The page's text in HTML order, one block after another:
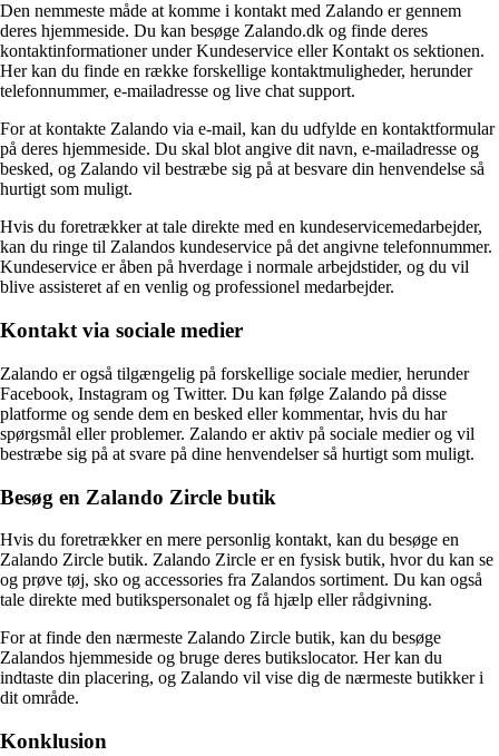
Den nemmeste måde at komme i kontakt med Zalando er gennem
deres hjemmeside. Du kan besøge Zalando.dk og finde deres
kontaktinformationer under Kundeservice eller Kontakt os sektionen.
Her kan du finde en række forskellige kontaktmuligheder, herunder
telefonnummer, e-mailadresse og live chat support.
For at kontakte Zalando via e-mail, kan du udfylde en kontaktformular
på deres hjemmeside. Du skal blot angive dit navn, e-mailadresse og
besked, og Zalando vil bestræbe sig på at besvare din henvendelse så
hurtigt som muligt.
Hvis du foretrækker at tale direkte med en kundeservicemedarbejder,
kan du ringe til Zalandos kundeservice på det angivne telefonnummer.
Kundeservice er åben på hverdage i normale arbejdstider, og du vil
blive assisteret af en venlig og professionel medarbejder.
Kontakt via sociale medier
Zalando er også tilgængelig på forskellige sociale medier, herunder
Facebook, Instagram og Twitter. Du kan følge Zalando på disse
platforme og sende dem en besked eller kommentar, hvis du har
spørgsmål eller problemer. Zalando er aktiv på sociale medier og vil
bestræbe sig på at svare på dine henvendelser så hurtigt som muligt.
Besøg en Zalando Zircle butik
Hvis du foretrækker en mere personlig kontakt, kan du besøge en
Zalando Zircle butik. Zalando Zircle er en fysisk butik, hvor du kan se
og prøve tøj, sko og accessories fra Zalandos sortiment. Du kan også
tale direkte med butikspersonalet og få hjælp eller rådgivning.
For at finde den nærmeste Zalando Zircle butik, kan du besøge
Zalandos hjemmeside og bruge deres butikslocator. Her kan du
indtaste din placering, og Zalando vil vise dig de nærmeste butikker i
dit område.
Konklusion